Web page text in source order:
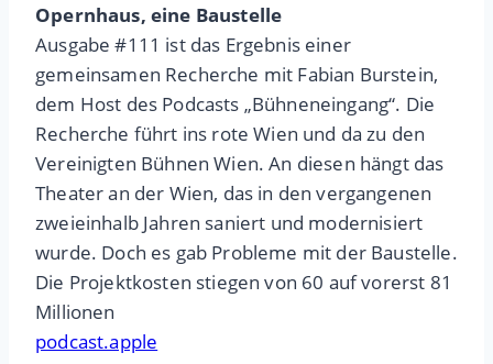
Opernhaus, eine Baustelle
Ausgabe #111 ist das Ergebnis einer
gemeinsamen Recherche mit Fabian Burstein,
dem Host des Podcasts „Bühneneingang“. Die
Recherche führt ins rote Wien und da zu den
Vereinigten Bühnen Wien. An diesen hängt das
Theater an der Wien, das in den vergangenen
zweieinhalb Jahren saniert und modernisiert
wurde. Doch es gab Probleme mit der Baustelle.
Die Projektkosten stiegen von 60 auf vorerst 81
Millionen
podcast.apple